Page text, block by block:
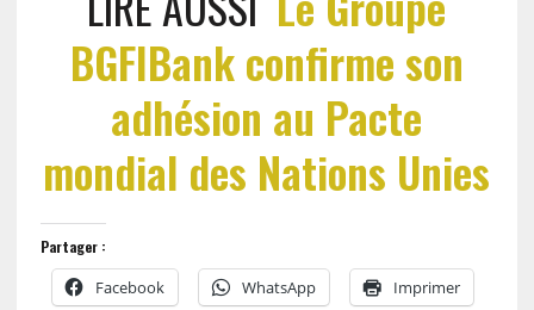
BGFIBank confirme son
adhésion au Pacte
mondial des Nations Unies
Partager :
Facebook WhatsApp Imprimer